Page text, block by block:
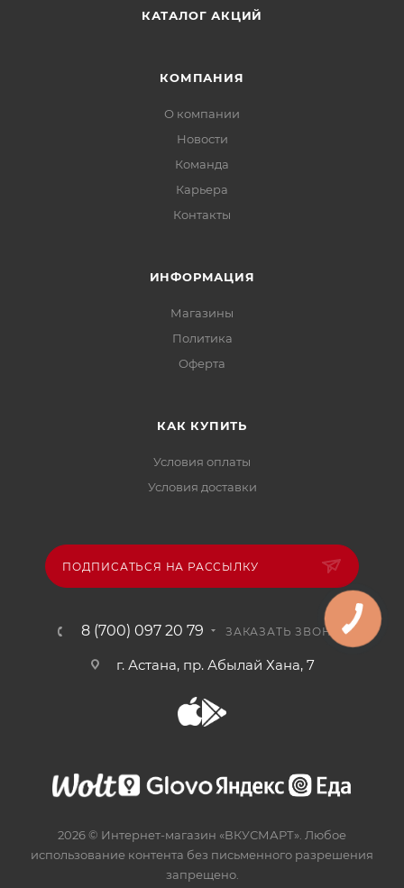
КАТАЛОГ АКЦИЙ
КОМПАНИЯ
О компании
Новости
Команда
Карьера
Контакты
ИНФОРМАЦИЯ
Магазины
Политика
Офертa
КАК КУПИТЬ
Условия оплаты
Условия доставки
ПОДПИСАТЬСЯ НА РАССЫЛКУ
8 (700) 097 20 79 ЗАКАЗАТЬ ЗВОНОК
г. Астана, пр. Абылай Хана, 7
2026 © Интернет-магазин «ВКУСМАРТ». Любое
использование контента без письменного разрешения
запрещено.